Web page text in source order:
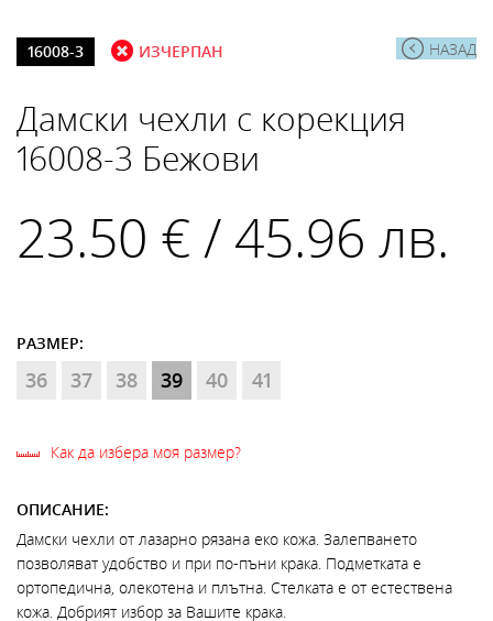
НАЗАД
16008-3 ИЗЧЕРПАН
Дамски чехли с корекция
16008-3 Бежови
23.50 € / 45.96 лв.
РАЗМЕР:
36 37 38 39 40 41
Как да избера моя размер?
ОПИСАНИЕ:
Дамски чехли от лазарно рязана еко кожа. Залепването
позволяват удобство и при по-пъни крака. Подметката е
ортопедична, олекотена и плътна. Стелката е от естествена
кожа. Добрият избор за Вашите крака.